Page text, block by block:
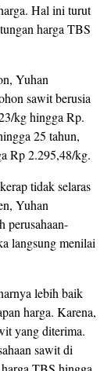
Hal ini turut
harga TBS
Yuhan
sawit berusia
kg hingga Rp.
25 tahun,
Rp 2.295,48/kg.
tidak selaras
Yuhan
perusahaan-
langsung menilai
lebih baik
harga. Karena,
yang diterima.
sawit di